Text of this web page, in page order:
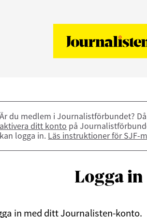
Är du medlem i Journalistförbundet?
aktivera ditt konto på
kan logga in. Läs instruktioner för SJF-
Logga in
in med ditt Journalisten-konto.